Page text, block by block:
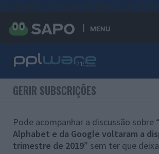
MENU
GERIR SUBSCRIÇÕES
Pode acompanhar a discussão sobre “
Alphabet e da Google voltaram a
trimestre de 2019” sem ter que